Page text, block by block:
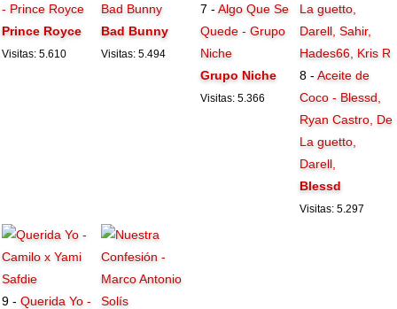
- Prince Royce
Prince Royce
Visitas: 5.610
Bad Bunny
Bad Bunny
Visitas: 5.494
7 -Algo Que Se
Quede - Grupo
Niche
Grupo Niche
Visitas: 5.366
8 -Aceite de
Coco - Blessd,
Ryan Castro, De
La guetto,
Darell,
Blessd
Visitas: 5.297
9 -Querida Yo -